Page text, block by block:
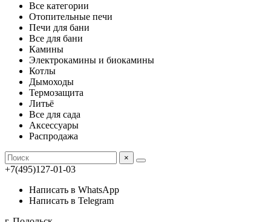
Все категории
Отопительные печи
Печи для бани
Все для бани
Камины
Электрокамины и биокамины
Котлы
Дымоходы
Термозащита
Литьё
Все для сада
Аксессуары
Распродажа
×
+7(495)127-01-03
Написать в WhatsApp
Написать в Telegram